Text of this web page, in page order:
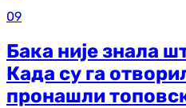
09
Бака није знала
Када су га
пронашли